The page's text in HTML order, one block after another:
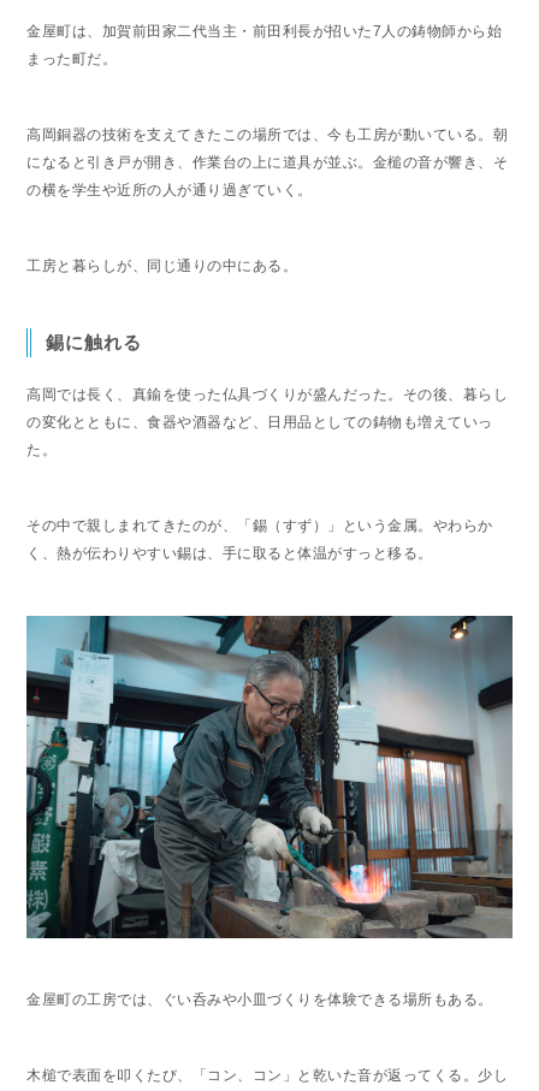
金屋町は、加賀前田家二代当主・前田利長が招いた7人の鋳物師から始
まった町だ。
高岡銅器の技術を支えてきたこの場所では、今も工房が動いている。朝
になると引き戸が開き、作業台の上に道具が並ぶ。金槌の音が響き、そ
の横を学生や近所の人が通り過ぎていく。
工房と暮らしが、同じ通りの中にある。
錫に触れる
高岡では長く、真鍮を使った仏具づくりが盛んだった。その後、暮らし
の変化とともに、食器や酒器など、日用品としての鋳物も増えていっ
た。
その中で親しまれてきたのが、「錫（すず）」という金属。やわらか
く、熱が伝わりやすい錫は、手に取ると体温がすっと移る。
金屋町の工房では、ぐい呑みや小皿づくりを体験できる場所もある。
木槌で表面を叩くたび、「コン、コン」と乾いた音が返ってくる。少し